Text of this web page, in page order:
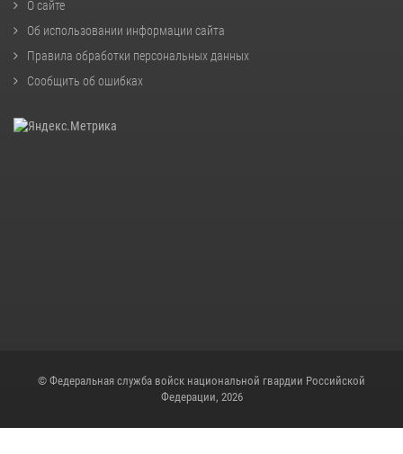
О сайте
Об использовании информации сайта
Правила обработки персональных данных
Сообщить об ошибках
© Федеральная служба войск национальной гвардии Российской
Федерации, 2026